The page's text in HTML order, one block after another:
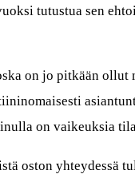
tutustua sen
on jo pitkään ollut
on vaikeuksia
oston yhteydessä